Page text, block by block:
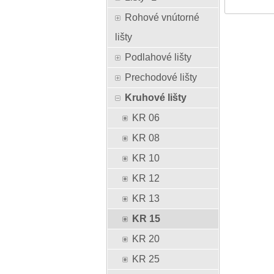
Rohové vnútorné
lišty
Podlahové lišty
Prechodové lišty
Kruhové lišty
KR 06
KR 08
KR 10
KR 12
KR 13
KR 15
KR 20
KR 25